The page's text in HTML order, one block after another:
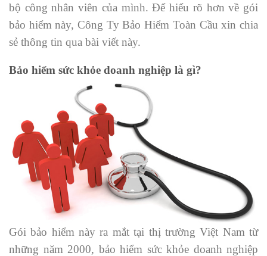
bộ công nhân viên của mình. Để hiểu rõ hơn về gói
bảo hiểm này, Công Ty Bảo Hiểm Toàn Cầu xin chia
sẻ thông tin qua bài viết này.
Bảo hiểm sức khỏe doanh nghiệp là gì?
Gói bảo hiểm này ra mắt tại thị trường Việt Nam từ
những năm 2000, bảo hiểm sức khỏe doanh nghiệp